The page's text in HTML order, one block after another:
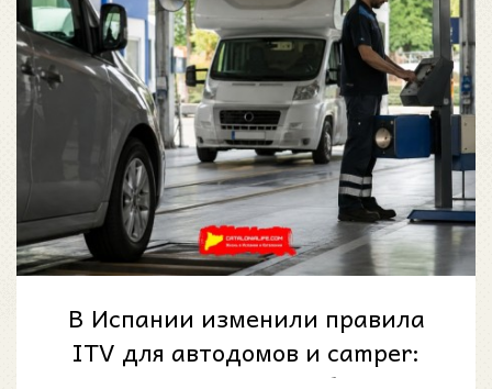
В Испании изменили правила
ITV для автодомов и camper: